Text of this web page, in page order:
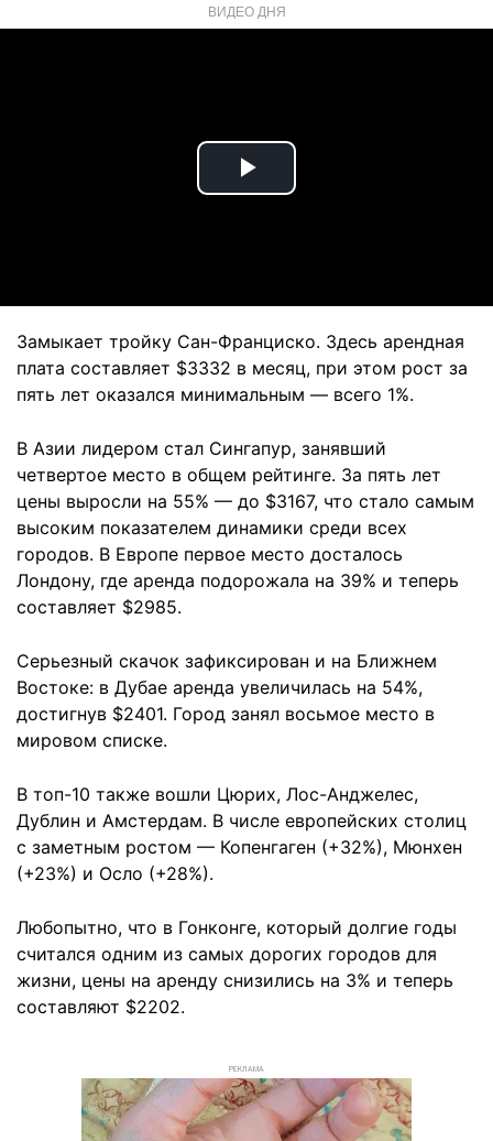
ВИДЕО ДНЯ
Play
Замыкает тройку Сан-Франциско. Здесь арендная
плата составляет $3332 в месяц, при этом рост за
пять лет оказался минимальным — всего 1%.
В Азии лидером стал Сингапур, занявший
четвертое место в общем рейтинге. За пять лет
цены выросли на 55% — до $3167, что стало самым
высоким показателем динамики среди всех
городов. В Европе первое место досталось
Лондону, где аренда подорожала на 39% и теперь
составляет $2985.
Серьезный скачок зафиксирован и на Ближнем
Востоке: в Дубае аренда увеличилась на 54%,
достигнув $2401. Город занял восьмое место в
мировом списке.
В топ-10 также вошли Цюрих, Лос-Анджелес,
Дублин и Амстердам. В числе европейских столиц
с заметным ростом — Копенгаген (+32%), Мюнхен
(+23%) и Осло (+28%).
Любопытно, что в Гонконге, который долгие годы
считался одним из самых дорогих городов для
жизни, цены на аренду снизились на 3% и теперь
составляют $2202.
РЕКЛАМА